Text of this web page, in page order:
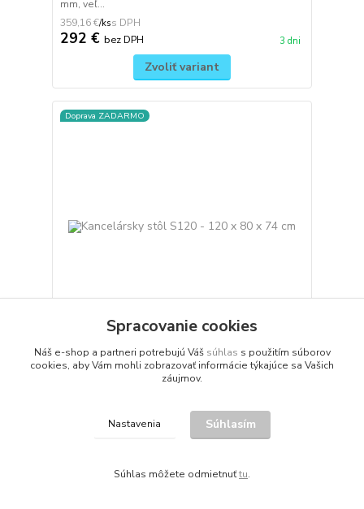
mm, veľ...
359,16 €/ks
292 € bez DPH 3 dni
Zvoliť variant
Doprava ZADARMO
Kancelársky stôl S120 - 120 x 80 x 74 cm
Kancelársky stôl, kovová podnož s nohami v tvare
samosvornými spojmi a vytvára veľmi stabilnú
nosnú konštrukciu, povrchová úprava z odolnej
epoxy-polyesterovej práškovej farby v odtieni
Spracovanie cookies
Náš e-shop a partneri potrebujú Váš súhlas s použitím súborov
cookies, aby Vám mohli zobrazovať informácie týkajúce sa Vašich
záujmov.
Nastavenia Súhlasím
Súhlas môžete odmietnuťtu.